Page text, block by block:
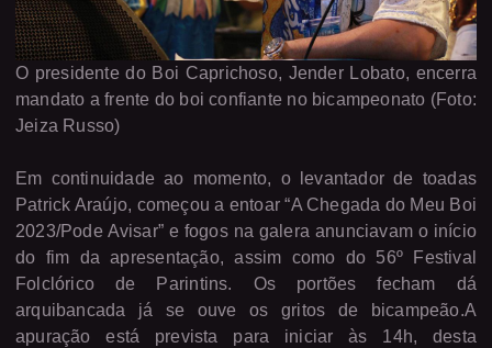
O presidente do Boi Caprichoso, Jender Lobato, encerra
mandato a frente do boi confiante no bicampeonato (Foto:
Jeiza Russo)
Em continuidade ao momento, o levantador de toadas
Patrick Araújo, começou a entoar “A Chegada do Meu Boi
2023/Pode Avisar” e fogos na galera anunciavam o início
do fim da apresentação, assim como do 56º Festival
Folclórico de Parintins. Os portões fecham dá
arquibancada já se ouve os gritos de bicampeão.A
apuração está prevista para iniciar às 14h, desta